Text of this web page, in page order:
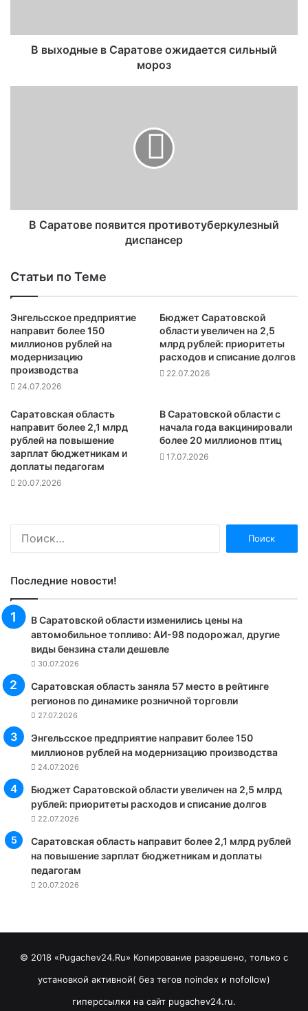
В выходные в Саратове ожидается сильный
мороз
В Саратове появится противотуберкулезный
диспансер
Статьи по Теме
Энгельсское предприятие
направит более 150
миллионов рублей на
модернизацию
производства
24.07.2026
Бюджет Саратовской
области увеличен на 2,5
млрд рублей: приоритеты
расходов и списание долгов
22.07.2026
Саратовская область
направит более 2,1 млрд
рублей на повышение
зарплат бюджетникам и
доплаты педагогам
20.07.2026
В Саратовской области с
начала года вакцинировали
более 20 миллионов птиц
17.07.2026
Последние новости!
В Саратовской области изменились цены на
автомобильное топливо: АИ-98 подорожал, другие
виды бензина стали дешевле
30.07.2026
Саратовская область заняла 57 место в рейтинге
регионов по динамике розничной торговли
27.07.2026
Энгельсское предприятие направит более 150
миллионов рублей на модернизацию производства
24.07.2026
Бюджет Саратовской области увеличен на 2,5 млрд
рублей: приоритеты расходов и списание долгов
22.07.2026
Саратовская область направит более 2,1 млрд рублей
на повышение зарплат бюджетникам и доплаты
педагогам
20.07.2026
© 2018 «Pugachev24.Ru» Копирование разрешено, только с
установкой активной( без тегов noindex и nofollow)
гиперссылки на сайт pugachev24.ru.